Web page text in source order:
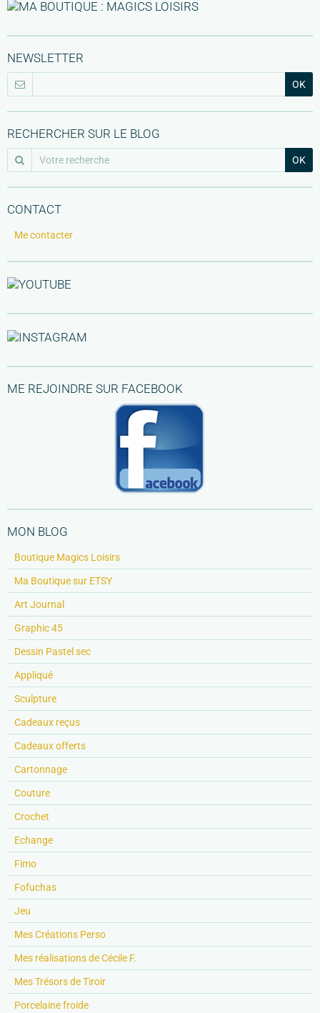
NEWSLETTER
OK
RECHERCHER SUR LE BLOG
OK
CONTACT
Me contacter
ME REJOINDRE SUR FACEBOOK
MON BLOG
Boutique Magics Loisirs
Ma Boutique sur ETSY
Art Journal
Graphic 45
Dessin Pastel sec
Appliqué
Sculpture
Cadeaux reçus
Cadeaux offerts
Cartonnage
Couture
Crochet
Echange
Fimo
Fofuchas
Jeu
Mes Créations Perso
Mes réalisations de Cécile F.
Mes Trésors de Tiroir
Porcelaine froide